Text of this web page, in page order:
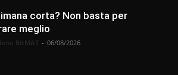
corta? Non basta per
meglio
- 06/08/2026